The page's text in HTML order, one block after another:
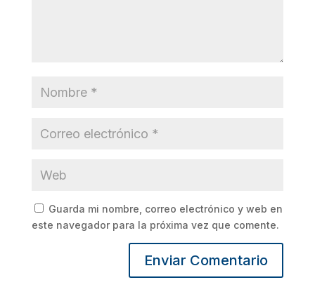
Guarda mi nombre, correo electrónico y web en
este navegador para la próxima vez que comente.